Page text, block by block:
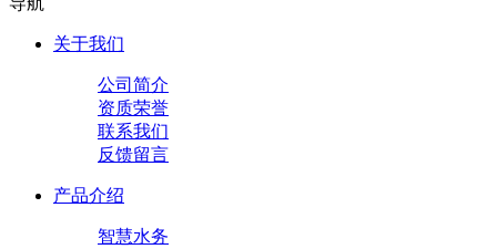
关于我们
公司简介
资质荣誉
联系我们
反馈留言
产品介绍
智慧水务